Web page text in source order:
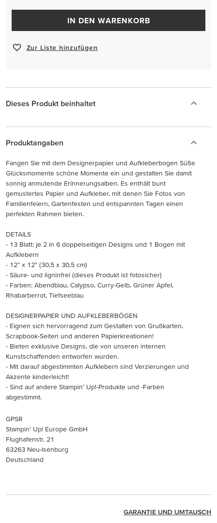
IN DEN WARENKORB
Zur Liste hinzufügen
Dieses Produkt beinhaltet
Produktangaben
Fangen Sie mit dem Designerpapier und Aufkleberbogen Süße
Glücksmomente schöne Momente ein und gestalten Sie damit
sonnig anmutende Erinnerungsalben. Es enthält bunt
gemustertes Papier und Aufkleber, mit denen Sie Fotos von
Familienfeiern, Gartenfesten und entspannten Tagen einen
perfekten Rahmen bieten.
DETAILS
- 13 Blatt: je 2 in 6 doppelseitigen Designs und 1 Bogen mit
Aufklebern
- 12" x 12" (30,5 x 30,5 cm)
- Säure- und ligninfrei (dieses Produkt ist fotosicher)
- Farben: Abendblau, Calypso, Curry-Gelb, Grüner Apfel,
Rhabarberrot, Tiefseeblau
DESIGNERPAPIER UND AUFKLEBERBÖGEN
- Eignen sich hervorragend zum Gestalten von Grußkarten,
Scrapbook-Seiten und anderen Papierkreationen!
- Bieten exklusive Designs, die von unseren internen
Kunstschaffenden entworfen wurden.
- Mit darauf abgestimmten Aufklebern sind Verzierungen und
Akzente kinderleicht!
- Sind auf andere Stampin’ Up!-Produkte und -Farben
abgestimmt.
GPSR
Stampin’ Up! Europe GmbH
Flughafenstr. 21
63263 Neu-Isenburg
Deutschland
GARANTIE UND UMTAUSCH